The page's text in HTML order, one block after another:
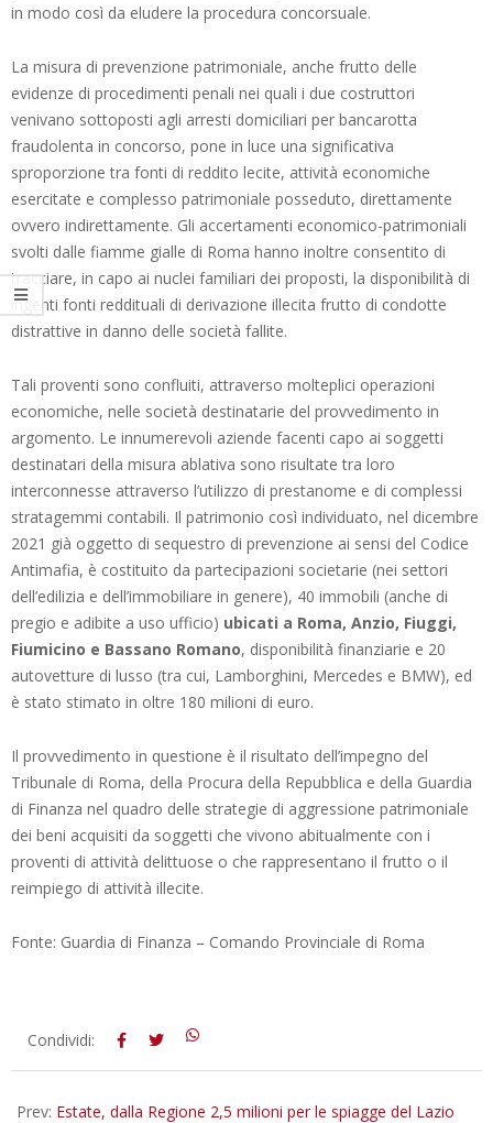
in modo così da eludere la procedura concorsuale.
La misura di prevenzione patrimoniale, anche frutto delle
evidenze di procedimenti penali nei quali i due costruttori
venivano sottoposti agli arresti domiciliari per bancarotta
fraudolenta in concorso, pone in luce una significativa
sproporzione tra fonti di reddito lecite, attività economiche
esercitate e complesso patrimoniale posseduto, direttamente
ovvero indirettamente. Gli accertamenti economico-patrimoniali
svolti dalle fiamme gialle di Roma hanno inoltre consentito di
tracciare, in capo ai nuclei familiari dei proposti, la disponibilità di
ingenti fonti reddituali di derivazione illecita frutto di condotte
distrattive in danno delle società fallite.
Tali proventi sono confluiti, attraverso molteplici operazioni
economiche, nelle società destinatarie del provvedimento in
argomento. Le innumerevoli aziende facenti capo ai soggetti
destinatari della misura ablativa sono risultate tra loro
interconnesse attraverso l’utilizzo di prestanome e di complessi
stratagemmi contabili. Il patrimonio così individuato, nel dicembre
2021 già oggetto di sequestro di prevenzione ai sensi del Codice
Antimafia, è costituito da partecipazioni societarie (nei settori
dell’edilizia e dell’immobiliare in genere), 40 immobili (anche di
pregio e adibite a uso ufficio) ubicati a Roma, Anzio, Fiuggi,
Fiumicino e Bassano Romano, disponibilità finanziarie e 20
autovetture di lusso (tra cui, Lamborghini, Mercedes e BMW), ed
è stato stimato in oltre 180 milioni di euro.
Il provvedimento in questione è il risultato dell’impegno del
Tribunale di Roma, della Procura della Repubblica e della Guardia
di Finanza nel quadro delle strategie di aggressione patrimoniale
dei beni acquisiti da soggetti che vivono abitualmente con i
proventi di attività delittuose o che rappresentano il frutto o il
reimpiego di attività illecite.
Fonte: Guardia di Finanza – Comando Provinciale di Roma
2023-
Condividi:
Prev: Estate, dalla Regione 2,5 milioni per le spiagge del Lazio